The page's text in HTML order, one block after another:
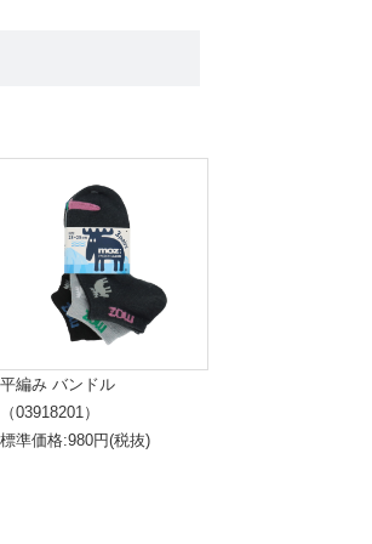
平編み バンドル
（03918201）
標準価格:980円(税抜)